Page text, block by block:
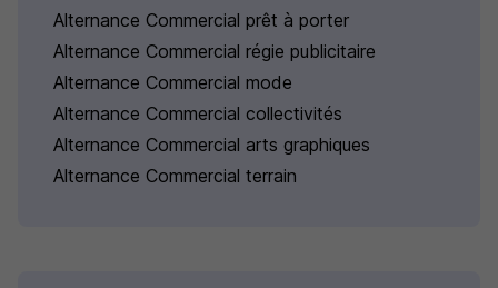
Alternance Commercial prêt à porter
Alternance Commercial régie publicitaire
Alternance Commercial mode
Alternance Commercial collectivités
Alternance Commercial arts graphiques
Alternance Commercial terrain